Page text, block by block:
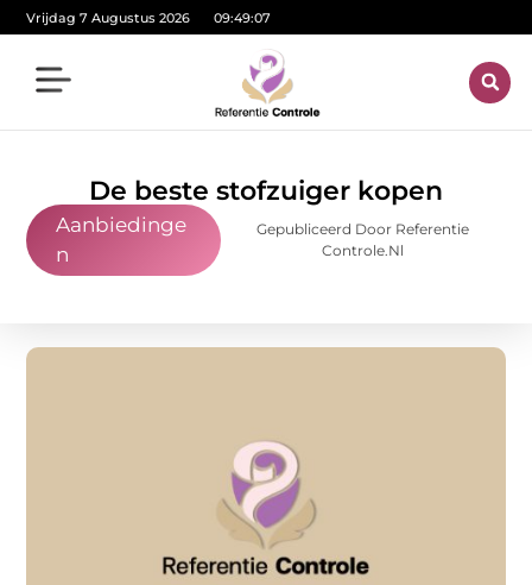
Vrijdag 7 Augustus 2026 09:49:08
De beste stofzuiger kopen
Aanbiedinge
n
Gepubliceerd Door Referentie
Controle.nl